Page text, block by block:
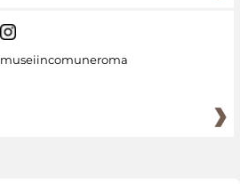
museiincomuneroma